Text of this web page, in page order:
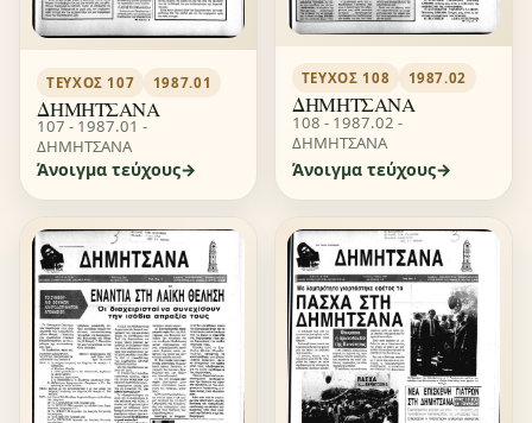
ΤΕΎΧΟΣ 107 1987.01
ΔΗΜΗΤΣΑΝΑ
107 - 1987.01 -
ΔΗΜΗΤΣΑΝΑ
Άνοιγμα τεύχους
ΤΕΎΧΟΣ 108 1987.02
ΔΗΜΗΤΣΑΝΑ
108 - 1987.02 -
ΔΗΜΗΤΣΑΝΑ
Άνοιγμα τεύχους